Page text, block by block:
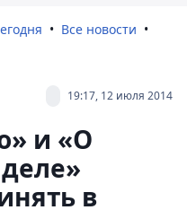
Все новости
19:17, 12 июля 2014
и «О
в